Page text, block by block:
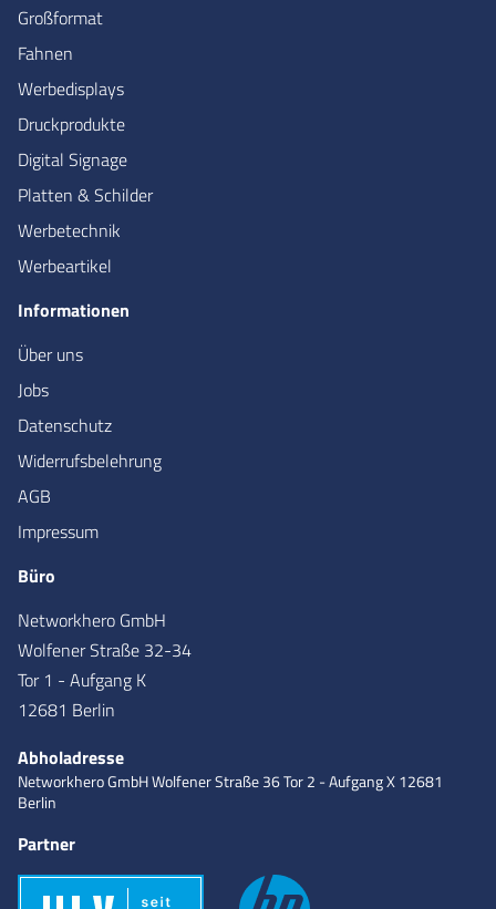
Großformat
Fahnen
Werbedisplays
Druckprodukte
Digital Signage
Platten & Schilder
Werbetechnik
Werbeartikel
Informationen
Über uns
Jobs
Datenschutz
Widerrufsbelehrung
AGB
Impressum
Büro
Networkhero GmbH
Wolfener Straße 32-34
Tor 1 - Aufgang K
12681 Berlin
Abholadresse
Networkhero GmbHWolfener Straße 36Tor 2 - Aufgang X12681
Berlin
Partner